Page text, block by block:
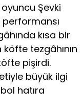
Şevki
performansı
kısa bir
tezgâhının
pişirdi.
büyük ilgi
hatıra